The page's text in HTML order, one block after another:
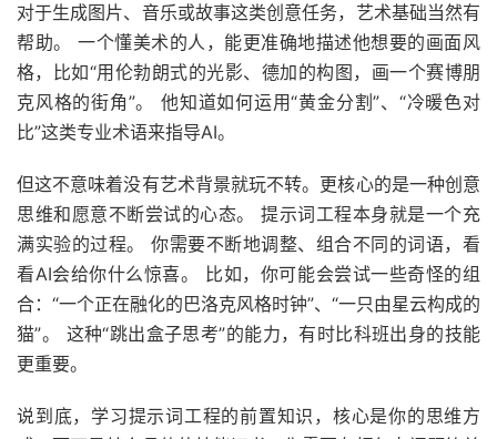
对于生成图片、音乐或故事这类创意任务，艺术基础当然有
帮助。 一个懂美术的人，能更准确地描述他想要的画面风
格，比如“用伦勃朗式的光影、德加的构图，画一个赛博朋
克风格的街角”。 他知道如何运用“黄金分割”、“冷暖色对
比”这类专业术语来指导AI。
但这不意味着没有艺术背景就玩不转。更核心的是一种创意
思维和愿意不断尝试的心态。 提示词工程本身就是一个充
满实验的过程。 你需要不断地调整、组合不同的词语，看
看AI会给你什么惊喜。 比如，你可能会尝试一些奇怪的组
合：“一个正在融化的巴洛克风格时钟”、“一只由星云构成的
猫”。 这种“跳出盒子思考”的能力，有时比科班出身的技能
更重要。
说到底，学习提示词工程的前置知识，核心是你的思维方